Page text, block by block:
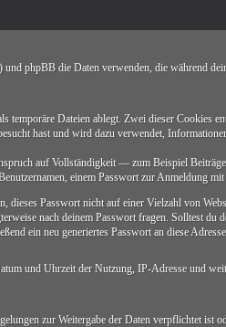
phpBB die Daten verwenden, die während
Dateien ablegt. Zwei dieser
hast und wird dazu verwendet,
auf Vollständigkeit — zum Beispiel
einem Passwort zur Anmeldung
Passwort nicht auf einer Vielzahl von
nach deinem Passwort fragen. Solltest du
ein neu generiertes Passwort an diese
und Uhrzeit der Nutzung, IP-Adresse und
zur Weitergabe der Daten verpflichtet ist